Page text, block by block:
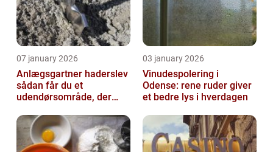
07 january 2026
Anlægsgartner haderslev
sådan får du et
udendørsområde, der
03 january 2026
Vinudespolering i
Odense: rene ruder giver
et bedre lys i hverdagen